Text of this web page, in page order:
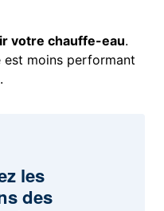
votre chauffe-eau.
moins performant
les
des